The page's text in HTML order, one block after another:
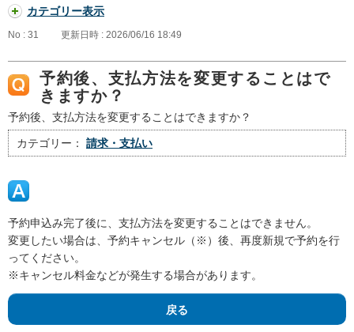
カテゴリー表示
No : 31 更新日時 : 2026/06/16 18:49
予約後、支払方法を変更することはで
きますか？
予約後、支払方法を変更することはできますか？
カテゴリー： 請求・支払い
予約申込み完了後に、支払方法を変更することはできません。
変更したい場合は、予約キャンセル（※）後、再度新規で予約を行
ってください。
※キャンセル料金などが発生する場合があります。
戻る